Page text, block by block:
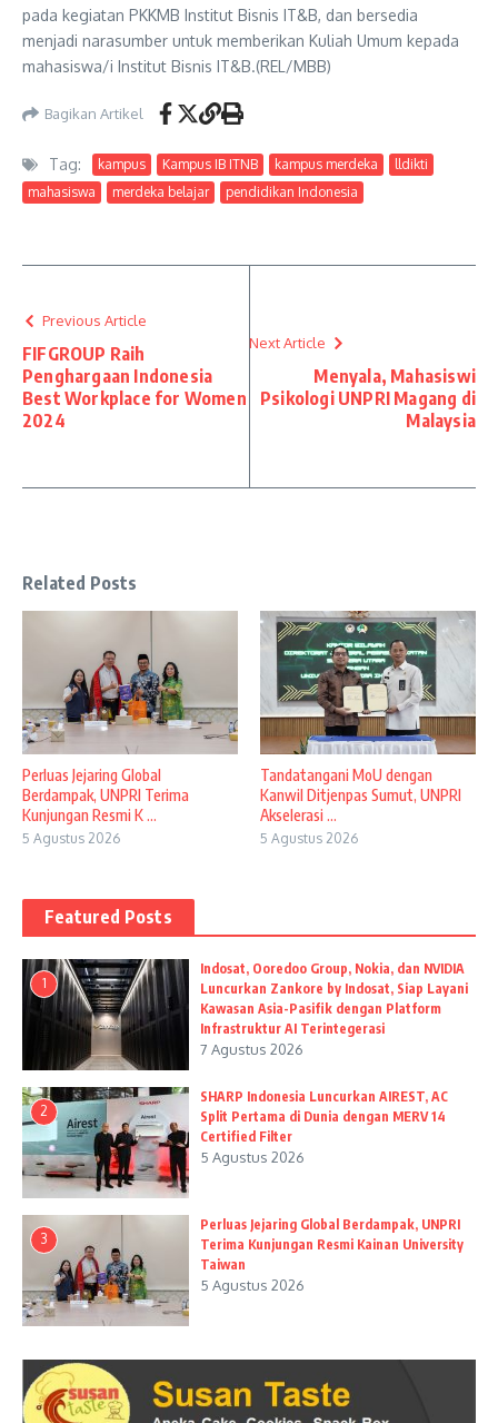
pada kegiatan PKKMB Institut Bisnis IT&B, dan bersedia
menjadi narasumber untuk memberikan Kuliah Umum kepada
mahasiswa/i Institut Bisnis IT&B.(REL/MBB)
Bagikan Artikel
Tag: kampus Kampus IB ITNB kampus merdeka
lldikti
mahasiswa
merdeka belajar pendidikan Indonesia
Previous Article
FIFGROUP Raih
Penghargaan Indonesia
Best Workplace for Women
2024
Next Article
Menyala, Mahasiswi
Psikologi UNPRI Magang di
Malaysia
Related Posts
Perluas Jejaring Global
Berdampak, UNPRI Terima
Kunjungan Resmi K ...
5 Agustus 2026
Tandatangani MoU dengan
Kanwil Ditjenpas Sumut, UNPRI
Akselerasi ...
5 Agustus 2026
Featured Posts
1
Indosat, Ooredoo Group, Nokia, dan NVIDIA
Luncurkan Zankore by Indosat, Siap Layani
Kawasan Asia-Pasifik dengan Platform
Infrastruktur AI Terintegerasi
7 Agustus 2026
2
SHARP Indonesia Luncurkan AIREST, AC
Split Pertama di Dunia dengan MERV 14
Certified Filter
5 Agustus 2026
3
Perluas Jejaring Global Berdampak, UNPRI
Terima Kunjungan Resmi Kainan University
Taiwan
5 Agustus 2026